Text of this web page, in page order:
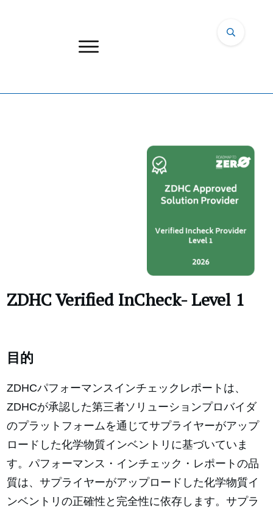
ZDHC Verified InCheck- Level 1
目的
ZDHCパフォーマンスインチェックレポートは、
ZDHCが承認した第三者ソリューションプロバイダ
のプラットフォームを通じてサプライヤーがアップ
ロードした化学物質インベントリに基づいていま
す。パフォーマンス・インチェック・レポートの品
質は、サプライヤーがアップロードした化学物質イ
ンベントリの正確性と完全性に依存します。サプラ